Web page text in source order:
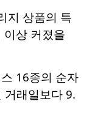
지 상품의 특
이상 커졌을
16종의 순자
거래일보다 9.